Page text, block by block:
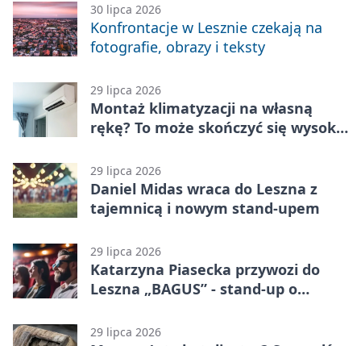
30 lipca 2026
Konfrontacje w Lesznie czekają na
fotografie, obrazy i teksty
29 lipca 2026
Montaż klimatyzacji na własną
rękę? To może skończyć się wysoką
29 lipca 2026
Daniel Midas wraca do Leszna z
tajemnicą i nowym stand-upem
29 lipca 2026
Katarzyna Piasecka przywozi do
Leszna „BAGUS” - stand-up o
29 lipca 2026